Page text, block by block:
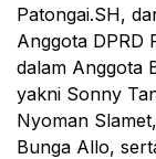
Patongai.SH,
Anggota DPRD
dalam Anggota
yakni Sonny
Nyoman
Bunga Allo,